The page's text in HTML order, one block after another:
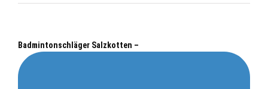
Badmintonschläger Salzkotten –